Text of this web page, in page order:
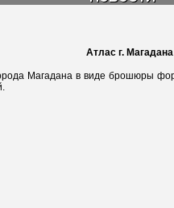
Атлас г. Магадана
Магадана в виде брошюры